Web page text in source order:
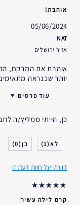
אוהבת!
05/06/2024
NAT
אזור ירושלים
אוהבת את המרקם,
יותר שכנראה מתאימים
עוד פרטים
סוג העור
דאגות העור
אני משתמש/ת באסתי
כן, הייתי ממליץ/ה
1
0
דווח/י על חוות דעת זו
קרם לילה עשיר